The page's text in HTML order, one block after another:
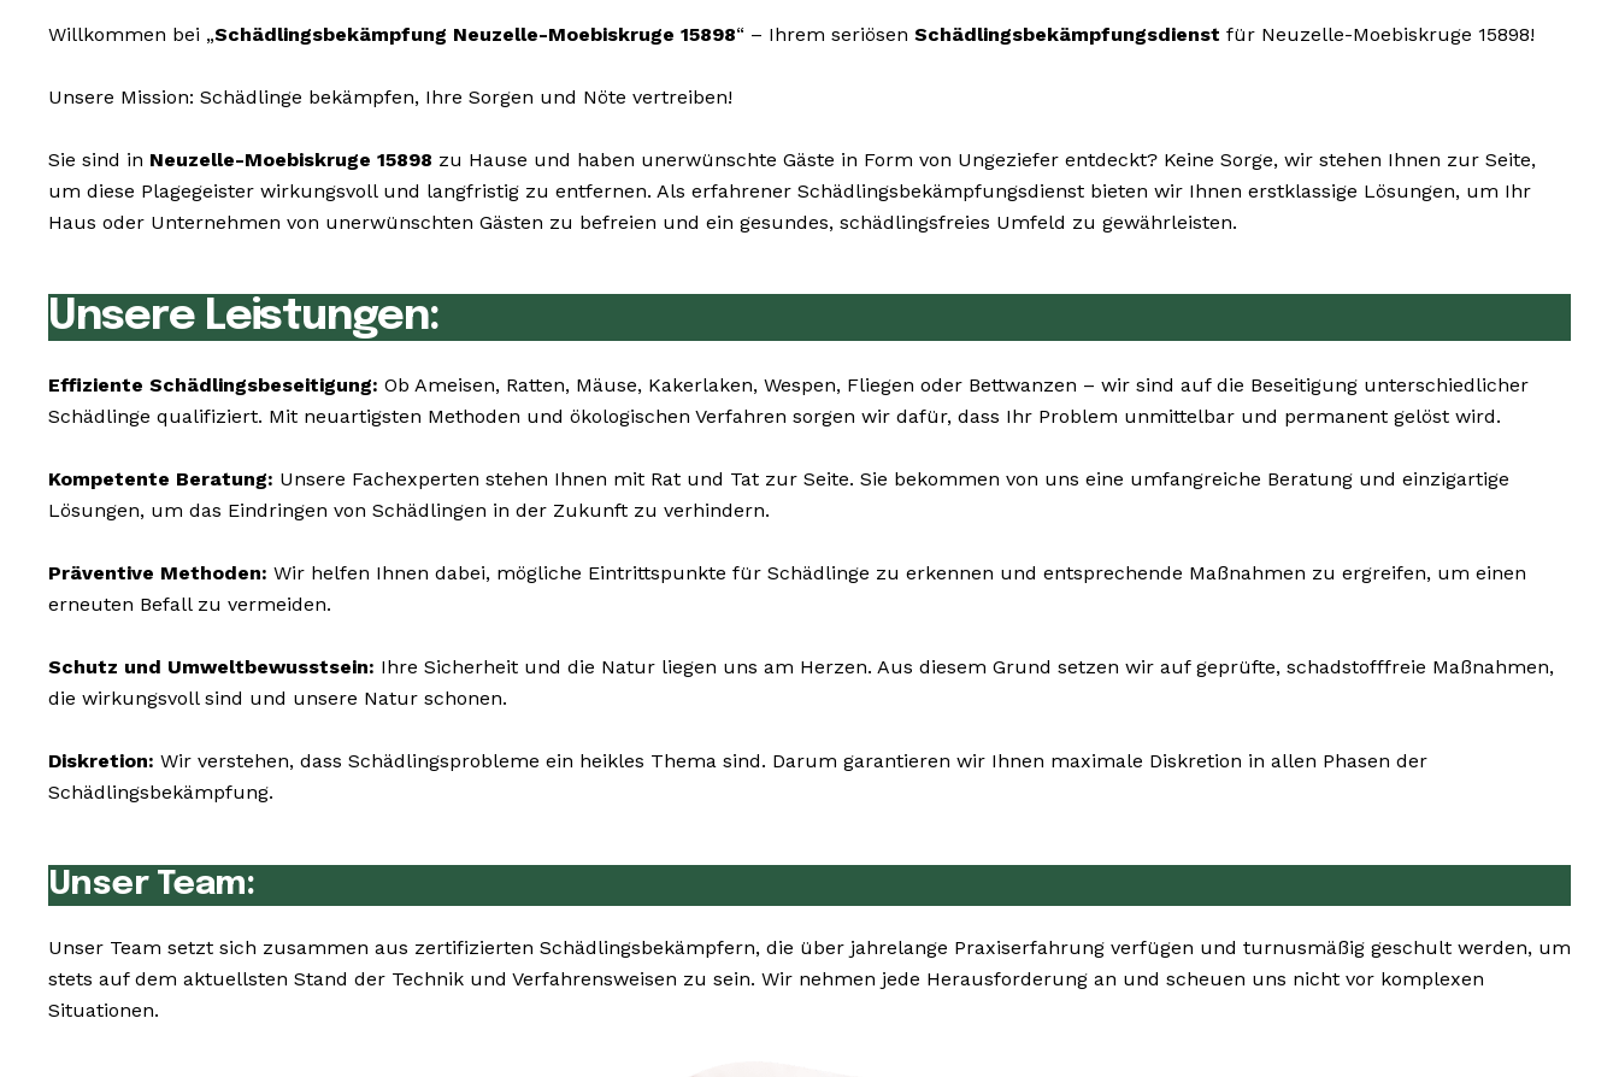
Willkommen bei „Schädlingsbekämpfung Neuzelle-Moebiskruge 15898“ – Ihrem seriösen Schädlingsbekämpfungsdienst für Neuzelle-Moebiskruge 15898!
Unsere Mission: Schädlinge bekämpfen, Ihre Sorgen und Nöte vertreiben!
Sie sind in Neuzelle-Moebiskruge 15898 zu Hause und haben unerwünschte Gäste in Form von Ungeziefer entdeckt? Keine Sorge, wir stehen Ihnen zur Seite,
um diese Plagegeister wirkungsvoll und langfristig zu entfernen. Als erfahrener Schädlingsbekämpfungsdienst bieten wir Ihnen erstklassige Lösungen, um Ihr
Haus oder Unternehmen von unerwünschten Gästen zu befreien und ein gesundes, schädlingsfreies Umfeld zu gewährleisten.
Unsere Leistungen:
Effiziente Schädlingsbeseitigung: Ob Ameisen, Ratten, Mäuse, Kakerlaken, Wespen, Fliegen oder Bettwanzen – wir sind auf die Beseitigung unterschiedlicher
Schädlinge qualifiziert. Mit neuartigsten Methoden und ökologischen Verfahren sorgen wir dafür, dass Ihr Problem unmittelbar und permanent gelöst wird.
Kompetente Beratung: Unsere Fachexperten stehen Ihnen mit Rat und Tat zur Seite. Sie bekommen von uns eine umfangreiche Beratung und einzigartige
Lösungen, um das Eindringen von Schädlingen in der Zukunft zu verhindern.
Präventive Methoden: Wir helfen Ihnen dabei, mögliche Eintrittspunkte für Schädlinge zu erkennen und entsprechende Maßnahmen zu ergreifen, um einen
erneuten Befall zu vermeiden.
Schutz und Umweltbewusstsein: Ihre Sicherheit und die Natur liegen uns am Herzen. Aus diesem Grund setzen wir auf geprüfte, schadstofffreie Maßnahmen,
die wirkungsvoll sind und unsere Natur schonen.
Diskretion: Wir verstehen, dass Schädlingsprobleme ein heikles Thema sind. Darum garantieren wir Ihnen maximale Diskretion in allen Phasen der
Schädlingsbekämpfung.
Unser Team:
Unser Team setzt sich zusammen aus zertifizierten Schädlingsbekämpfern, die über jahrelange Praxiserfahrung verfügen und turnusmäßig geschult werden, um
stets auf dem aktuellsten Stand der Technik und Verfahrensweisen zu sein. Wir nehmen jede Herausforderung an und scheuen uns nicht vor komplexen
Situationen.